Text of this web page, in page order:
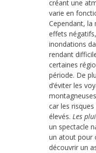
créant une
varie en
Cependant, la
effets
inondations
rendant
certaines
période. De
d’éviter les
car les
élevés. Les
un spectacle
un atout pour
découvrir un